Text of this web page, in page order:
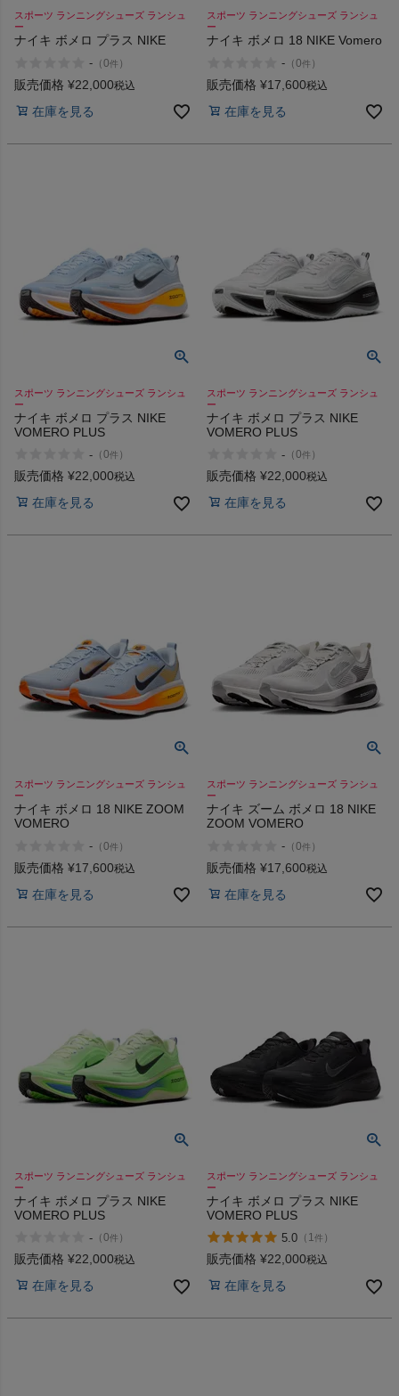
通学
ビジネス
サックス SAXX
オン On
スポーツマリオTOP
ベースボールマリオ（野球商品）
お気に入り
ご利用ガイド
プロテイン・サプリメントまとめ買い
アウトレットセール
スタッフブログ
スポーツ ランニングシューズ ランシュ
ー
ナイキ ボメロ プラス NIKE
- （0件 ）
販売価格 ¥22,000税込
在庫を見る
スポーツ ランニングシューズ ランシュ
ー
ナイキ ボメロ 18 NIKE Vomero
- （0件 ）
販売価格 ¥17,600税込
在庫を見る
スポーツ ランニングシューズ ランシュ
ー
ナイキ ボメロ プラス NIKE
VOMERO PLUS
- （0件 ）
販売価格 ¥22,000税込
在庫を見る
スポーツ ランニングシューズ ランシュ
ー
ナイキ ボメロ プラス NIKE
VOMERO PLUS
- （0件 ）
販売価格 ¥22,000税込
在庫を見る
スポーツ ランニングシューズ ランシュ
ー
ナイキ ボメロ 18 NIKE ZOOM
VOMERO
- （0件 ）
販売価格 ¥17,600税込
在庫を見る
スポーツ ランニングシューズ ランシュ
ー
ナイキ ズーム ボメロ 18 NIKE
ZOOM VOMERO
- （0件 ）
販売価格 ¥17,600税込
在庫を見る
スポーツ ランニングシューズ ランシュ
ー
ナイキ ボメロ プラス NIKE
VOMERO PLUS
- （0件 ）
販売価格 ¥22,000税込
在庫を見る
スポーツ ランニングシューズ ランシュ
ー
ナイキ ボメロ プラス NIKE
VOMERO PLUS
5.0 （ 1件 ）
販売価格 ¥22,000税込
在庫を見る